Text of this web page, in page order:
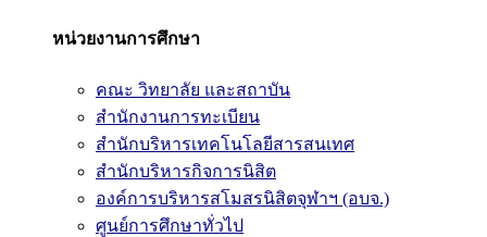
หน่วยงานการศึกษา
คณะ วิทยาลัย และสถาบัน
สำนักงานการทะเบียน
สำนักบริหารเทคโนโลยีสารสนเทศ
สำนักบริหารกิจการนิสิต
องค์การบริหารสโมสรนิสิตจุฬาฯ (อบจ.)
ศูนย์การศึกษาทั่วไป